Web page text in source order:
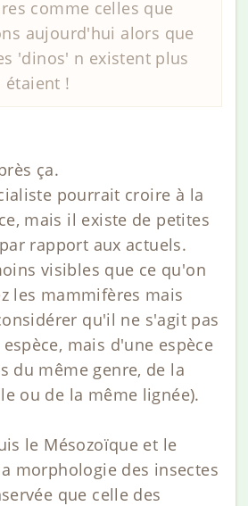
comme celles que
aujourd'hui alors que
'dinos' n existent plus
!
ça.
pourrait croire à la
mais il existe de petites
rapport aux actuels.
visibles que ce qu'on
les mammifères mais
qu'il ne s'agit pas
mais d'une espèce
du même genre, de la
ou de la même lignée).
le Mésozoïque et le
morphologie des insectes
que celle des